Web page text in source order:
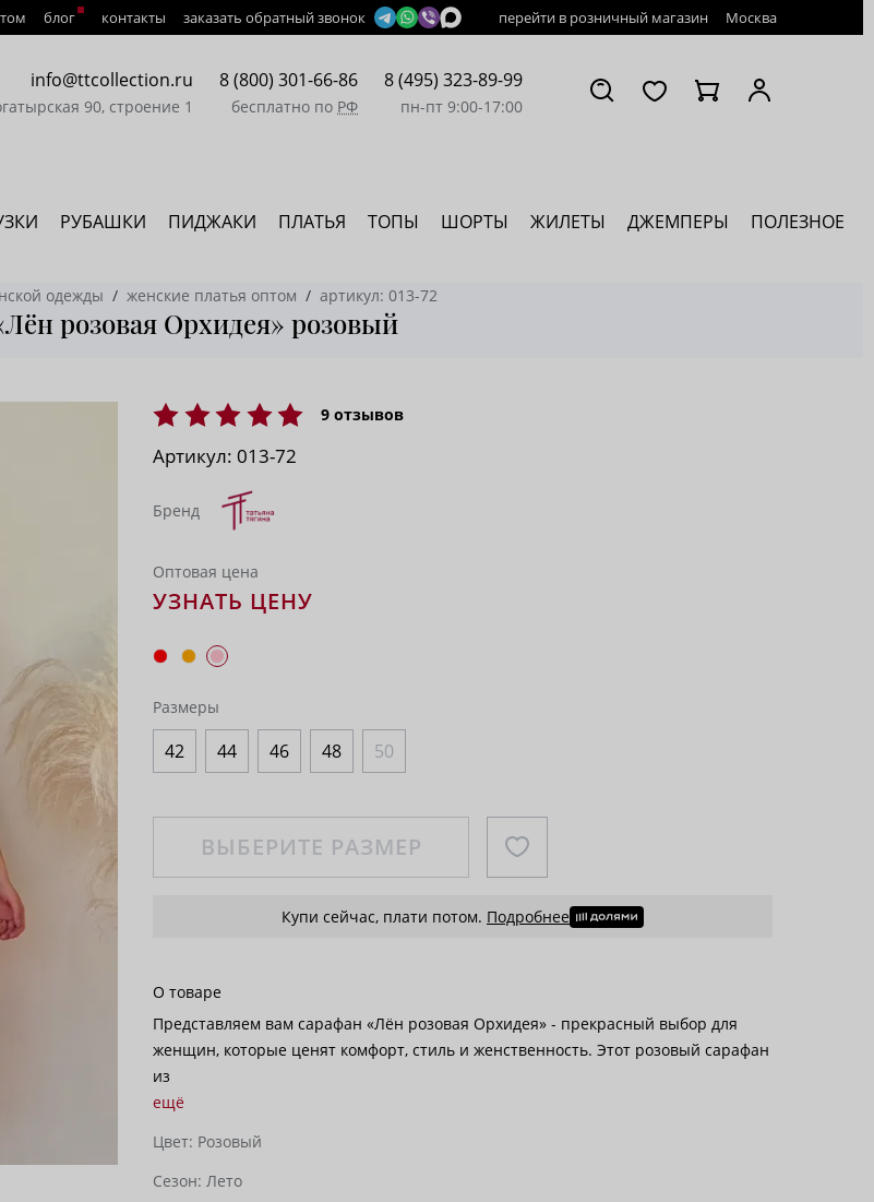
блог контакты заказать обратный звонок перейти в розничный магазин Москва
info@ttcollection.ru
90, строение 1
8 (800) 301-66-86
бесплатно по РФ
8 (495) 323-89-99
пн-пт 9:00-17:00
РУБАШКИ ПИДЖАКИ ПЛАТЬЯ ТОПЫ ШОРТЫ ЖИЛЕТЫ ДЖЕМПЕРЫ ПОЛЕЗНОЕ
одежды женские платья оптом артикул: 013-72
розовая Орхидея» розовый
9 отзывов
Артикул: 013-72
Бренд
Оптовая цена
УЗНАТЬ ЦЕНУ
Размеры
42 44 46 48 50
ВЫБЕРИТЕ РАЗМЕР
Купи сейчас, плати потом. Подробнее
О товаре
Представляем вам сарафан «Лён розовая Орхидея» - прекрасный выбор для
женщин, которые ценят комфорт, стиль и женственность. Этот розовый сарафан
из
ещё
Цвет: Розовый
Сезон: Лето